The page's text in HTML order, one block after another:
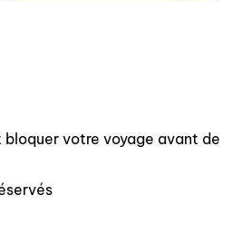
votre voyage avant de